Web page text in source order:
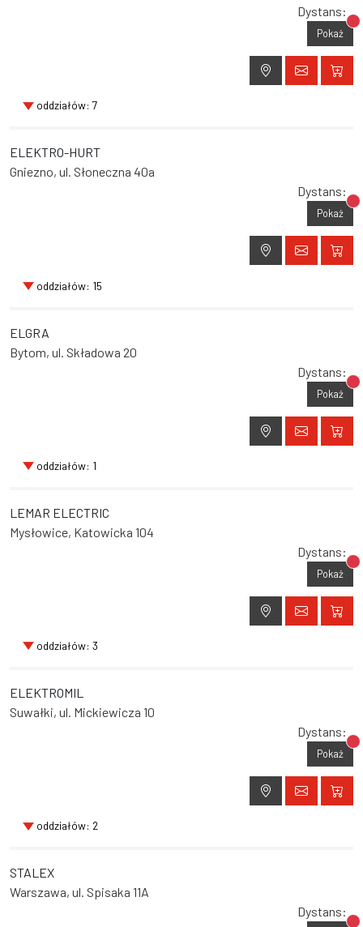
Dystans:
Pokaż
oddziałów: 7
ELEKTRO-HURT
Gniezno, ul. Słoneczna 40a
Dystans:
Pokaż
oddziałów: 15
ELGRA
Bytom, ul. Składowa 20
Dystans:
Pokaż
oddziałów: 1
LEMAR ELECTRIC
Mysłowice, Katowicka 104
Dystans:
Pokaż
oddziałów: 3
ELEKTROMIL
Suwałki, ul. Mickiewicza 10
Dystans:
Pokaż
oddziałów: 2
STALEX
Warszawa, ul. Spisaka 11A
Dystans: